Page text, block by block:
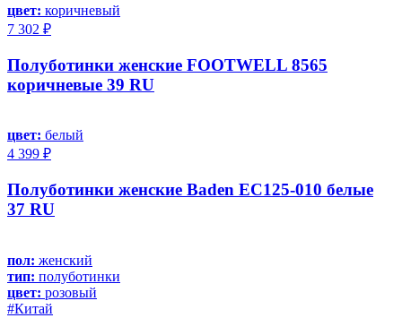
цвет: коричневый
7 302 ₽
Полуботинки женские FOOTWELL 8565
коричневые 39 RU
цвет: белый
4 399 ₽
Полуботинки женские Baden EC125-010 белые
37 RU
пол: женский
тип: полуботинки
цвет: розовый
#Китай